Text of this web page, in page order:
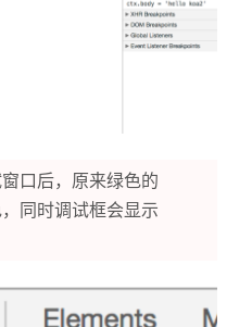
口后，原来绿色的
同时调试框会显示